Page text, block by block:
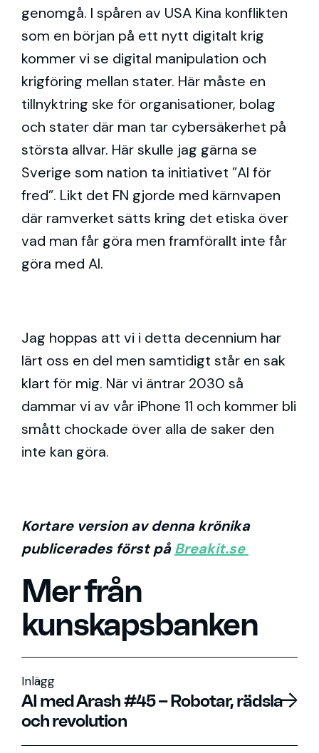
genomgå. I spåren av USA Kina konflikten
som en början på ett nytt digitalt krig
kommer vi se digital manipulation och
krigföring mellan stater. Här måste en
tillnyktring ske för organisationer, bolag
och stater där man tar cybersäkerhet på
största allvar. Här skulle jag gärna se
Sverige som nation ta initiativet ”AI för
fred”. Likt det FN gjorde med kärnvapen
där ramverket sätts kring det etiska över
vad man får göra men framförallt inte får
göra med AI.
Jag hoppas att vi i detta decennium har
lärt oss en del men samtidigt står en sak
klart för mig. När vi äntrar 2030 så
dammar vi av vår iPhone 11 och kommer bli
smått chockade över alla de saker den
inte kan göra.
Kortare version av denna krönika
publicerades först påBreakit.se
Mer från
kunskapsbanken
Inlägg
AI med Arash #45 – Robotar, rädsla
och revolution